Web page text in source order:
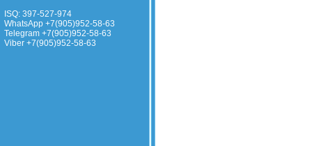
ISQ: 397-527-974
WhatsApp +7(905)952-58-63
Telegram +7(905)952-58-63
Viber +7(905)952-58-63